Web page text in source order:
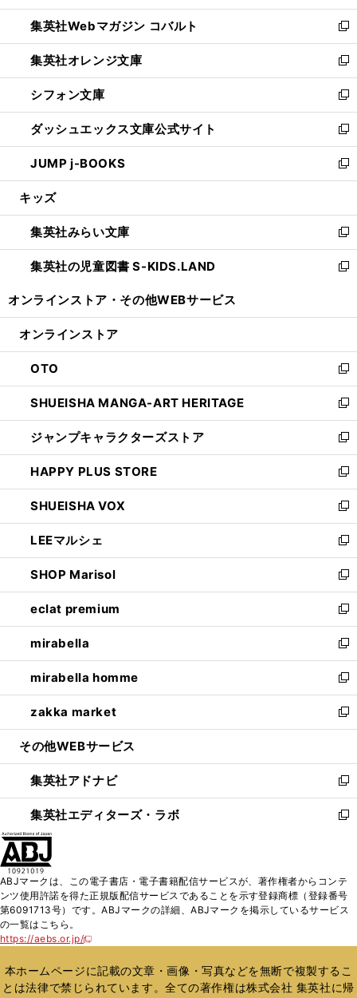
開
く
ウ
で
開
く
ン
ド
ウ
で
開
く
ウ
ィ
ン
ド
ウ
で
開
く
集英社Webマガジン コバルト
新
し
い
ウ
ィ
ン
ド
ウ
で
開
集英社オレンジ文庫
新
し
い
ウ
ィ
ン
ド
ウ
開
く
シフォン文庫
新
し
い
ウ
ィ
ン
ウ
で
開
く
ダッシュエックス文庫公式サイト
新
し
い
ウ
ン
ド
ウ
で
JUMP j-BOOKS
新
し
ウ
ィ
ン
ド
開
キッズ
集英社みらい文庫
新
し
い
ン
ウ
で
開
く
集英社の児童図書 S-KIDS.LAND
新
ウ
ン
ド
ウ
で
開
く
オンラインストア・ その他WEBサービス
オンラインストア
OTO
新
し
い
ウ
ィ
ン
ド
ウ
で
開
く
SHUEISHA MANGA-ART HERITAGE
新
し
い
ウ
ィ
ン
ド
ウ
で
開
く
ジャンプキャラクターズストア
新
し
い
ウ
ィ
ン
ド
ウ
で
開
く
HAPPY PLUS STORE
新
し
い
ウ
ィ
ン
ド
ウ
で
開
く
SHUEISHA VOX
新
し
い
ウ
ィ
ン
ド
ウ
で
開
く
LEEマルシェ
新
し
い
ウ
ィ
ン
ド
ウ
で
開
く
SHOP Marisol
新
し
い
ウ
ィ
ン
ド
ウ
で
開
eclat premium
新
し
い
ウ
ィ
ン
ド
ウ
開
く
mirabella
新
し
い
ウ
ィ
ン
ウ
で
開
く
mirabella homme
新
し
い
ウ
ン
ド
ウ
で
zakka market
新
し
ウ
ィ
ン
ド
く
その他WEBサービス
集英社アドナビ
新
し
い
ド
ウ
で
集英社エディターズ・ラボ
新
ィ
ン
ド
開
く
ABJマークは、この電子書店・電子書籍配信サービスが、著作権者からコンテ
ンツ使用許諾を得た正規版配信サービスであることを示す登録商標（登録番号
第6091713号）です。ABJマークの詳細、ABJマークを掲示しているサービス
の一覧はこちら。
https://aebs.or.jp/
新
い
ウ
ィ
本ホームページに記載の文章・画像・写真などを無断で複製するこ
とは法律で禁じられています。全ての著作権は株式会社 集英社に帰